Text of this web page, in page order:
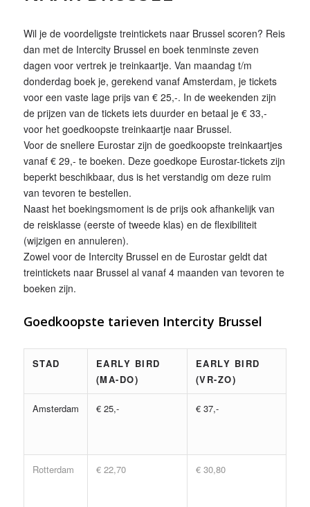
Wil je de voordeligste treintickets naar Brussel scoren? Reis
dan met de Intercity Brussel en boek tenminste zeven
dagen voor vertrek je treinkaartje. Van maandag t/m
donderdag boek je, gerekend vanaf Amsterdam, je tickets
voor een vaste lage prijs van € 25,-. In de weekenden zijn
de prijzen van de tickets iets duurder en betaal je € 33,-
voor het goedkoopste treinkaartje naar Brussel.
Voor de snellere Eurostar zijn de goedkoopste treinkaartjes
vanaf € 29,- te boeken. Deze goedkope Eurostar-tickets zijn
beperkt beschikbaar, dus is het verstandig om deze ruim
van tevoren te bestellen.
Naast het boekingsmoment is de prijs ook afhankelijk van
de reisklasse (eerste of tweede klas) en de flexibiliteit
(wijzigen en annuleren).
Zowel voor de Intercity Brussel en de Eurostar geldt dat
treintickets naar Brussel al vanaf 4 maanden van tevoren te
boeken zijn.
Goedkoopste tarieven Intercity Brussel
STAD
EARLY BIRD
(MA-DO)
EARLY BIRD
(VR-ZO)
Amsterdam € 25,- € 37,-
Rotterdam € 22,70 € 30,80